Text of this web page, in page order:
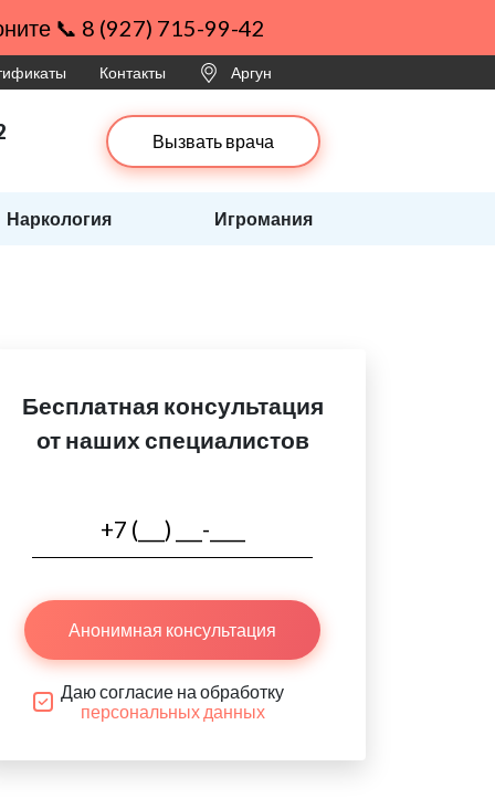
📞 8 (927) 715-99-42
Контакты Аргун
Вызвать врача
Наркология Игромания
Бесплатная консультация
от наших специалистов
Анонимная консультация
Даю согласие на обработку
персональных данных